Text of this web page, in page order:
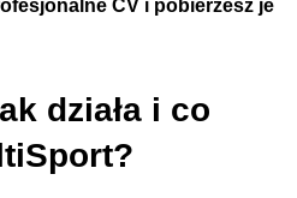
CV i pobierzesz je
działa i co